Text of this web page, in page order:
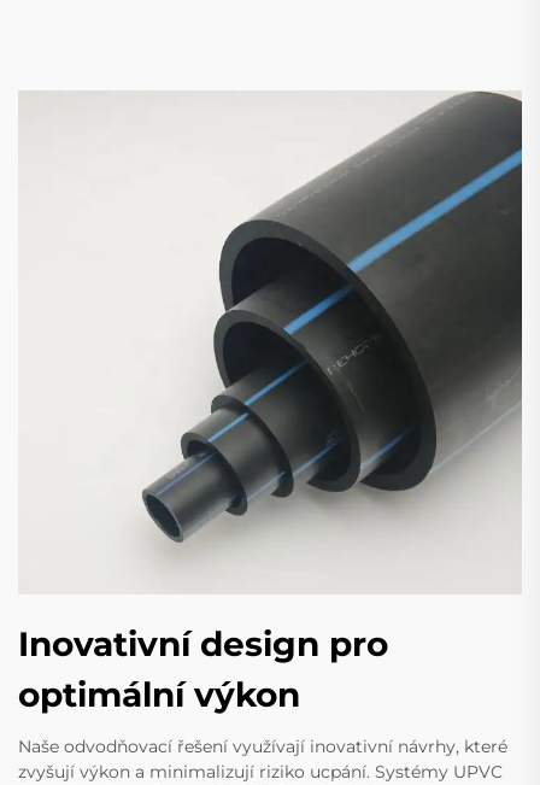
Inovativní design pro
optimální výkon
Naše odvodňovací řešení využívají inovativní návrhy, které
zvyšují výkon a minimalizují riziko ucpání. Systémy UPVC